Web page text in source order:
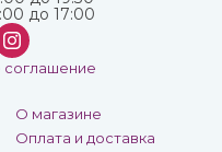
О магазине
Оплата и доставка
до 17:00
соглашение